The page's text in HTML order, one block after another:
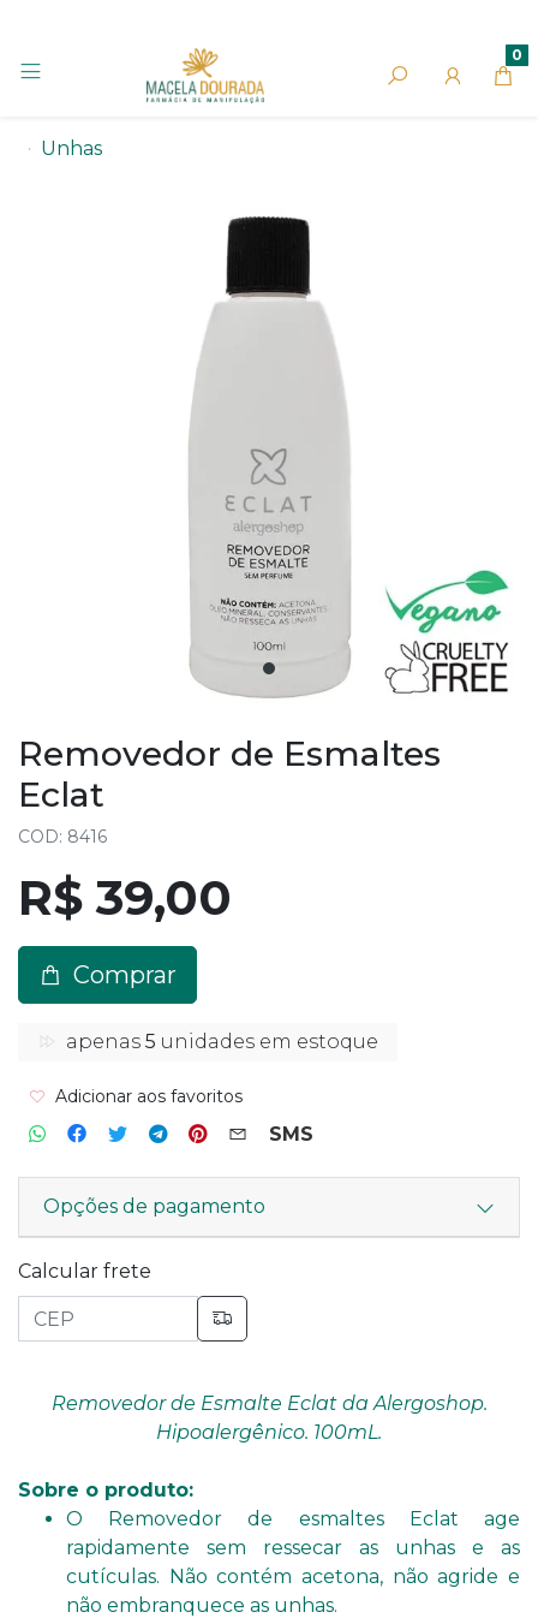
0
Unhas
Removedor de Esmaltes
Eclat
COD: 8416
R$ 39,00
Comprar
apenas 5 unidades em estoque
Adicionar aos favoritos
SMS
Opções de pagamento
Calcular frete
Removedor de Esmalte Eclat da Alergoshop.
Hipoalergênico. 100mL.
Sobre o produto:
O Removedor de esmaltes Eclat age
rapidamente sem ressecar as unhas e as
cutículas. Não contém acetona, não agride e
não embranquece as unhas.